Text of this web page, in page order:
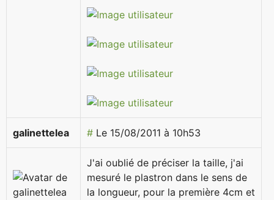
galinettelea # Le 15/08/2011 à 10h53
J'ai oublié de préciser la taille, j'ai
mesuré le plastron dans le sens de
la longueur, pour la première 4cm et